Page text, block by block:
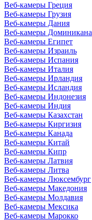
Веб-камеры Греция
Веб-камеры Грузия
Веб-камеры Дания
Веб-камеры Доминикана
Веб-камеры Египет
Веб-камеры Израиль
Веб-камеры Испания
Веб-камеры Италия
Веб-камеры Ирландия
Веб-камеры Исландия
Веб-камеры Индонезия
Веб-камеры Индия
Веб-камеры Казахстан
Веб-камеры Киргизия
Веб-камеры Канада
Веб-камеры Китай
Веб-камеры Кипр
Веб-камеры Латвия
Веб-камеры Литва
Веб-камеры Люксембург
Веб-камеры Македония
Веб-камеры Молдавия
Веб-камеры Мексика
Веб-камеры Марокко